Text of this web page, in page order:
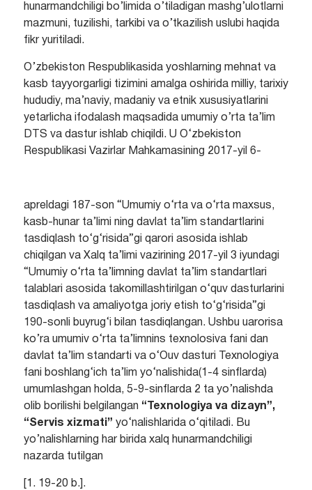
hunarmandchiligi bo’limida o’tiladigan mashg’ulotlarni
mazmuni, tuzilishi, tarkibi va o’tkazilish uslubi haqida
fikr yuritiladi.
O’zbekiston Respublikasida yoshlarning mehnat va
kasb tayyorgarligi tizimini amalga oshirida milliy, tarixiy
hududiy, ma’naviy, madaniy va etnik xususiyatlarini
yetarlicha ifodalash maqsadida umumiy o’rta ta’lim
DTS va dastur ishlab chiqildi. U O‘zbekiston
Respublikasi Vazirlar Mahkamasining 2017-yil 6-
apreldagi 187-son “Umumiy o‘rta va o‘rta maxsus,
kasb-hunar ta’limi ning davlat ta’lim standartlarini
tasdiqlash to‘g‘risida”gi qarori asosida ishlab
chiqilgan va Xalq ta’limi vazirining 2017-yil 3 iyundagi
“Umumiy o‘rta ta’limning davlat ta’lim standartlari
talablari asosida takomillashtirilgan o‘quv dasturlarini
tasdiqlash va amaliyotga joriy etish to‘g‘risida”gi
190-sonli buyrug‘i bilan tasdiqlangan. Ushbu uarorisa
ko’ra umumiv o‘rta ta’limnins texnolosiva fani dan
davlat ta’lim standarti va o‘Ouv dasturi Texnologiya
fani boshlang‘ich ta’lim yo‘nalishida(1-4 sinflarda)
umumlashgan holda, 5-9-sinflarda 2 ta yo’nalishda
olib borilishi belgilangan “Texnologiya va dizayn”,
“Servis xizmati” yo‘nalishlarida o‘qitiladi. Bu
yo’nalishlarning har birida xalq hunarmandchiligi
nazarda tutilgan
[1. 19-20 b.].